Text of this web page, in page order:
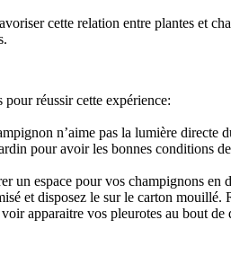
cette relation entre plantes et
pour réussir cette expérience:
n’aime pas la lumière directe
pour avoir les bonnes conditions
un espace pour vos champignons
et disposez le sur le carton
apparaitre vos pleurotes au bout de